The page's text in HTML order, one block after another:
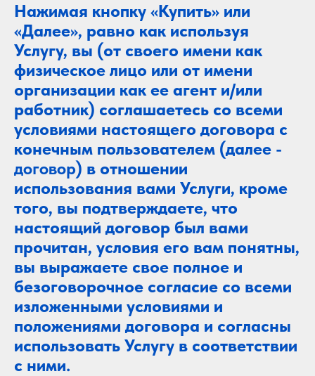
Нажимая кнопку «Купить» или
«Далее», равно как используя
Услугу, вы (от своего имени как
физическое лицо или от имени
организации как ее агент и/или
работник) соглашаетесь со всеми
условиями настоящего договора с
конечным пользователем (далее -
договор) в отношении
использования вами Услуги, кроме
того, вы подтверждаете, что
настоящий договор был вами
прочитан, условия его вам понятны,
вы выражаете свое полное и
безоговорочное согласие со всеми
изложенными условиями и
положениями договора и согласны
использовать Услугу в соответствии
с ними.